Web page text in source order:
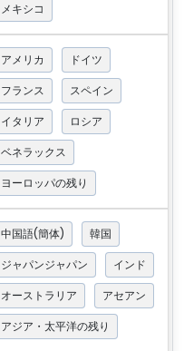
メキシコ
アメリカ
ドイツ
フランス
スペイン
イタリア
ロシア
ベネラックス
ヨーロッパの残り
中国語(簡体)
韓国
ジャパンジャパン
インド
オーストラリア
アセアン
アジア・太平洋の残り